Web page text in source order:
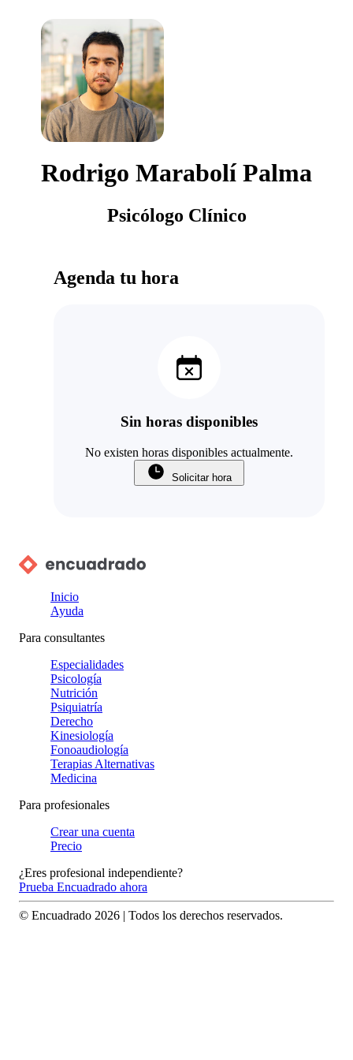
Rodrigo Marabolí Palma
Psicólogo Clínico
Agenda tu hora
Sin horas disponibles
No existen horas disponibles actualmente.
Solicitar hora
Inicio
Ayuda
Para consultantes
Especialidades
Psicología
Nutrición
Psiquiatría
Derecho
Kinesiología
Fonoaudiología
Terapias Alternativas
Medicina
Para profesionales
Crear una cuenta
Precio
¿Eres profesional independiente?
Prueba Encuadrado ahora
© Encuadrado 2026 | Todos los derechos reservados.